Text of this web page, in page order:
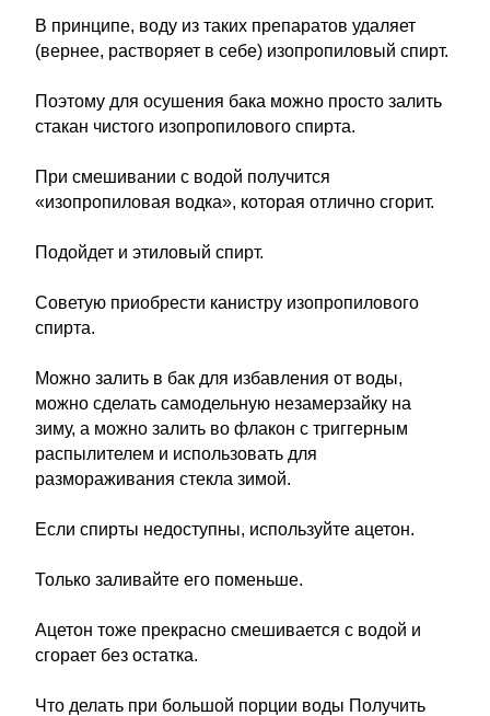
В принципе, воду из таких препаратов удаляет
(вернее, растворяет в себе) изопропиловый спирт.
Поэтому для осушения бака можно просто залить
стакан чистого изопропилового спирта.
При смешивании с водой получится
«изопропиловая водка», которая отлично сгорит.
Подойдет и этиловый спирт.
Советую приобрести канистру изопропилового
спирта.
Можно залить в бак для избавления от воды,
можно сделать самодельную незамерзайку на
зиму, а можно залить во флакон с триггерным
распылителем и использовать для
размораживания стекла зимой.
Если спирты недоступны, используйте ацетон.
Только заливайте его поменьше.
Ацетон тоже прекрасно смешивается с водой и
сгорает без остатка.
Что делать при большой порции воды Получить